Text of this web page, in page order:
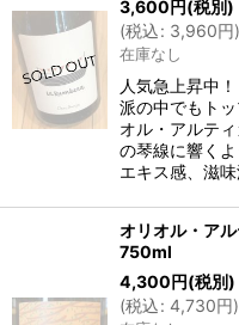
3,600円(税別)
(税込: 3,960円)
在庫なし
人気急上昇中
派の中でもト
オル・アルテ
の琴線に響く
エキス感、滋
オリオル・ア
750ml
4,300円(税別)
(税込: 4,730円)